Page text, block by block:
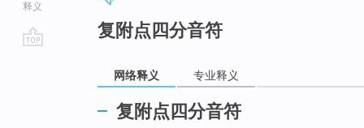
释义
复附点四分音符
网络释义 专业释义
复附点四分音符